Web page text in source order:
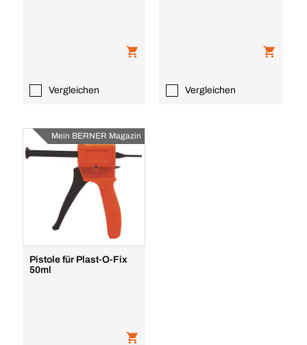
Vergleichen Vergleichen
Mein BERNER Magazin
Pistole für Plast-O-Fix
50ml